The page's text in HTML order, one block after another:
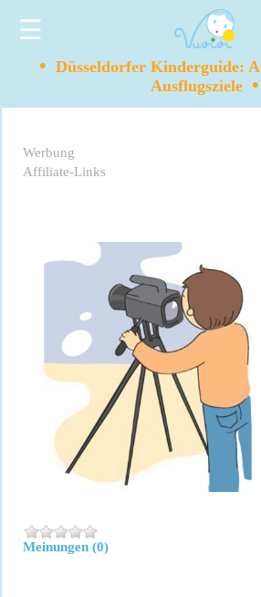
☰
• Düsseldorfer Kinderguide:
Ausflugsziele •
Werbung
Affiliate-Links
Meinungen (0)